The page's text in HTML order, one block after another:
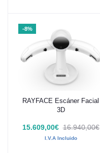
-8%
Añadir al carrito
RAYFACE Escáner Facial
3D
15.609,00€ 16.940,00€
I.V.A Incluido